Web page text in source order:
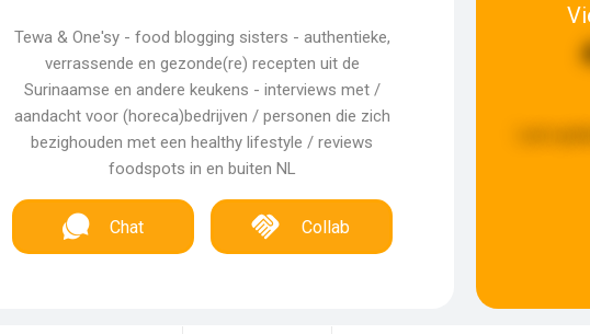
Tewa & One'sy - food blogging sisters - authentieke,
verrassende en gezonde(re) recepten uit de
Surinaamse en andere keukens - interviews met /
aandacht voor (horeca)bedrijven / personen die zich
bezighouden met een healthy lifestyle / reviews
foodspots in en buiten NL
Chat Collab